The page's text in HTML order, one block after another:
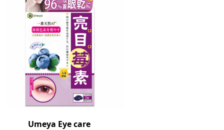
Umeya Eye care